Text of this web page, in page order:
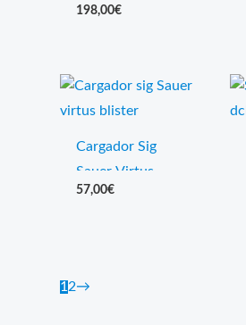
Co2
198,00€
Cargador Sig
Sauer Virtus
57,00€
1 2→